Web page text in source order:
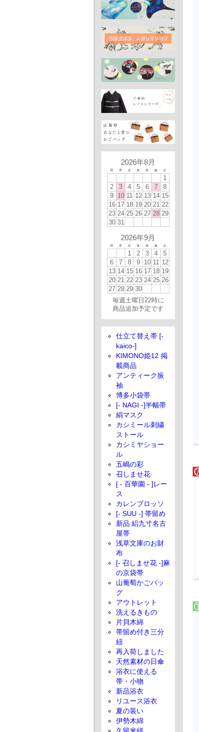
2026年8月
日 月 火 水 木 金 土
1
2
3 4 5 6 7
8
9 10 11 12 13 14 15
16 17 18 19 20 21 22
23 24 25 26 27 28 29
30 31
2026年9月
日 月 火 水 木 金 土
1 2 3 4
5
6
7 8 9 10 11 12
13 14 15 16 17 18 19
20 21 22 23 24 25 26
27 28 29 30
毎週土曜日22時に
商品追加予定です
仕立て替え帯 [-
kaico-]
KIMONO姫12 掲
載商品
アンティーク振
袖
博多小袋帯
[- NAGI -]半幅帯
絹マスク
カシミール刺繍
ストール
カシミヤショー
ル
五嶋の彩
召しませ花
[ - 百華園 - ]レー
ス
カレンブロッソ
[- SUU -] 帯留め
新品 絽九寸名古
屋帯
浅草文庫のお財
布
[- 召しませ花 -]麻
の京袋帯
山葡萄かごバッ
グ
アウトレット
洗えるきもの
片貝木綿
帯留め付き三分
紐
再入荷しました
天然素材の日傘
浴衣に使える
帯・小物
新品浴衣
リユース浴衣
夏の装い
伊勢木綿